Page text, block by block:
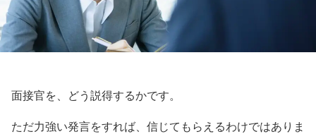
面接官を、どう説得するかです。
ただ力強い発言をすれば、信じてもらえるわけではありま